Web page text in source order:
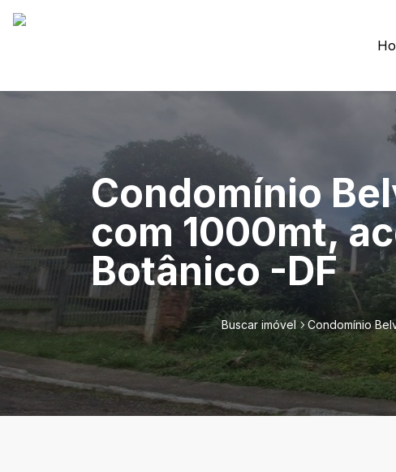
Condomínio
com 1000mt,
Botânico -DF
Buscar imóvel Condomínio